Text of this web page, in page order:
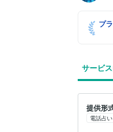
プ
サービ
提供形
電話占い